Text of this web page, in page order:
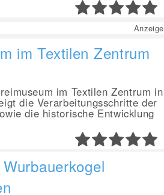
Anzeige
im Textilen Zentrum
im Textilen Zentrum in
die Verarbeitungsschritte der
die historische Entwicklung